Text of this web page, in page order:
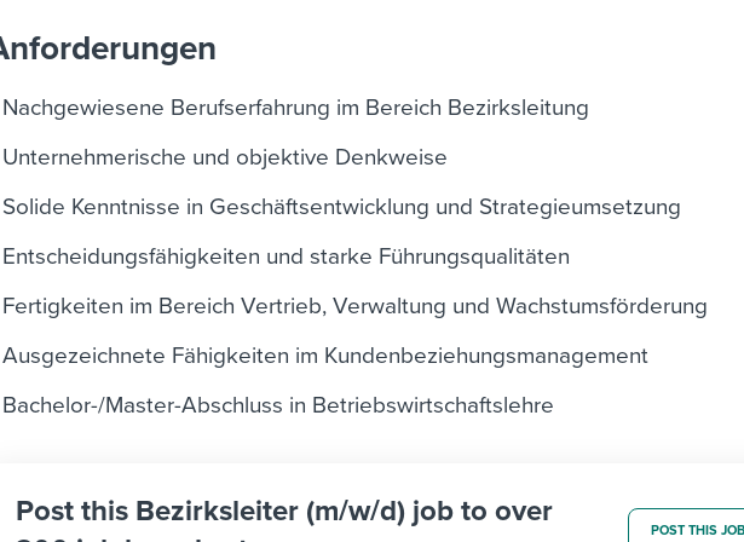
Nachgewiesene Berufserfahrung im Bereich Bezirksleitung
Unternehmerische und objektive Denkweise
Solide Kenntnisse in Geschäftsentwicklung und Strategieumsetzung
Entscheidungsfähigkeiten und starke Führungsqualitäten
Fertigkeiten im Bereich Vertrieb, Verwaltung und Wachstumsförderung
Ausgezeichnete Fähigkeiten im Kundenbeziehungsmanagement
Bachelor-/Master-Abschluss in Betriebswirtschaftslehre
Post this Bezirksleiter (m/w/d) job to over
POST THIS